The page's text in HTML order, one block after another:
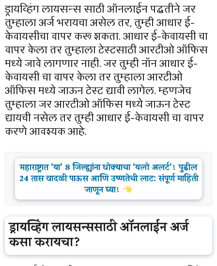
ड्रायव्हिंग लायसन्स साठी ऑनलाईन पद्धतीने जर
तुम्हाला अर्ज भरायचा असेल तर, तुम्ही आधार ई-
केवायसीचा वापर करू शकता. आधार ई-केवायसी चा
वापर केला तर तुम्हाला टेस्टसाठी आरटीओ ऑफिस
मध्ये जावे लागणार नाही. जर तुम्ही नॉन आधार ई-
केवायसी चा वापर केला तर तुम्हाला आरटीओ
ऑफिस मध्ये जाऊन टेस्ट द्यावी लागेल. म्हणजेच
तुम्हाला जर आरटीओ ऑफिस मध्ये जाऊन टेस्ट
द्यायची नसेल तर तुम्ही आधार ई-केवायसी चा वापर
करणे आवश्यक आहे.
महाराष्ट्रात ‘या’ 8 जिल्ह्यांना धोक्याचा ‘यलो अलर्ट’! पुढील
24 तास वादळी पाऊस आणि उष्णतेची लाट: संपूर्ण माहिती
जाणून घ्या!
ड्रायव्हिंग लायसन्ससाठी ऑनलाईन अर्ज
कसा करायचा?